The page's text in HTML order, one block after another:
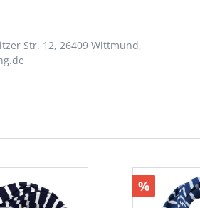
Str. 12, 26409 Wittmund,
%